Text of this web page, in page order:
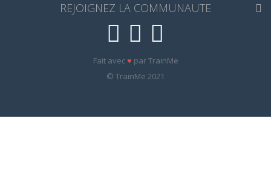
REJOIGNEZ LA COMMUNAUTE
Fait avec♥ par TrainMe
© TrainMe 2021